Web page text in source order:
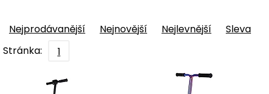
Nejprodávanější Nejnovější Nejlevnější
Sleva
Stránka:
1